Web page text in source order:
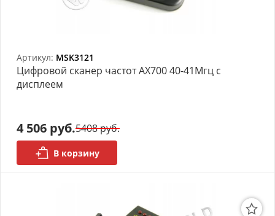
Основания под модели
Футляры (витрины) для
моделей
Деревянные 3D модели
Артикул: MSK3121
Цифровой сканер частот AX700 40-41Мгц с
дисплеем
4 506 руб.5408 руб.
В корзину